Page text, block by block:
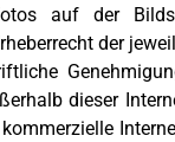
auf der
der
dieser